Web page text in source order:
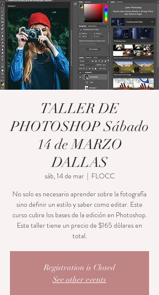
TALLER DE
PHOTOSHOP Sábado
14 de MARZO
DALLAS
sáb, 14 de mar
  |
FLOCC
No solo es necesario aprender sobre la fotografía
sino definir un estilo y saber como editar. Este
curso cubre los bases de la edición en Photoshop.
Este taller tiene un precio de $165 dólares en
total.
Registration is Closed
See other events